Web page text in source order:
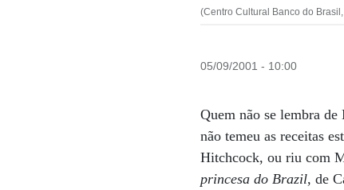
(Centro Cultural Banco do
05/09/2001 - 10:00
Quem não se lembra
não temeu as receitas
Hitchcock, ou riu com
princesa do Brazil, de